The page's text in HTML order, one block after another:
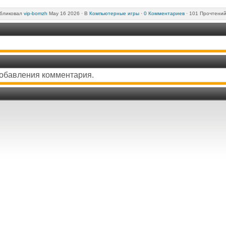
vip-bomzh May 16 2026 · В Компьютерные игры· 0 Комментариев· 101
комментария.